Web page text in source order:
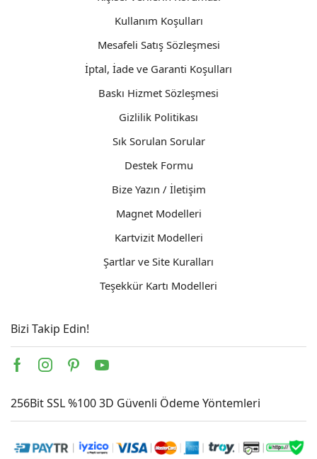
Kullanım Koşulları
Mesafeli Satış Sözleşmesi
İptal, İade ve Garanti Koşulları
Baskı Hizmet Sözleşmesi
Gizlilik Politikası
Sık Sorulan Sorular
Destek Formu
Bize Yazın / İletişim
Magnet Modelleri
Kartvizit Modelleri
Şartlar ve Site Kuralları
Teşekkür Kartı Modelleri
Bizi Takip Edin!
Facebook
Instagram
PinterestYoutube
256Bit SSL %100 3D Güvenli Ödeme Yöntemleri